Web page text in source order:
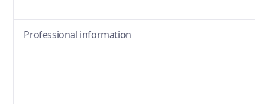
Professional information